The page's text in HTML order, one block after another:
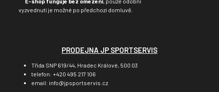
vyzvednutí je možné po předchozí domluvě.
PRODEJNA JP SPORTSERVIS
Třída SNP 619/44, Hradec Králové, 500 03
telefon: +420 495 217 106
email: info@jpsportservis.cz